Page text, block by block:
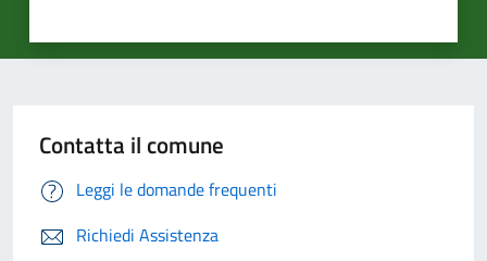
Contatta il comune
Leggi le domande frequenti
Richiedi Assistenza